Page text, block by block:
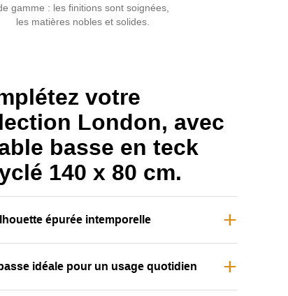
ausalon de jardin London, elle s’intègre
styles de mobilier extérieur en bois,
gamme : les finitions sont soignées,
les matières nobles et solides.
votre
London, avec
basse en teck
140 x 80 cm.
épurée intemporelle
idéale pour un usage quotidien